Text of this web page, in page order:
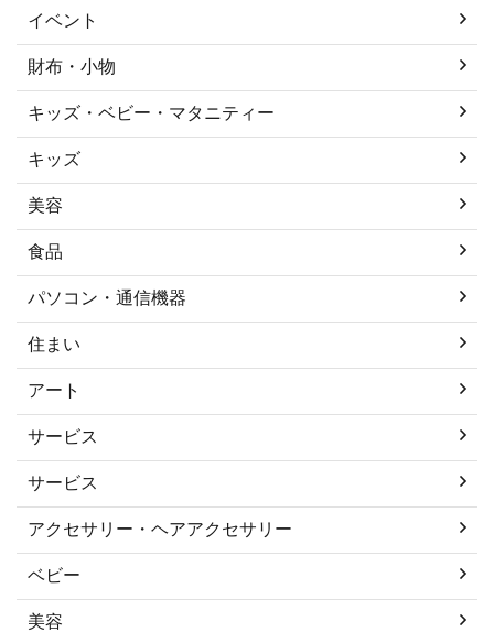
イベント
財布・小物
キッズ・ベビー・マタニティー
キッズ
美容
食品
パソコン・通信機器
住まい
アート
サービス
サービス
アクセサリー・ヘアアクセサリー
ベビー
美容